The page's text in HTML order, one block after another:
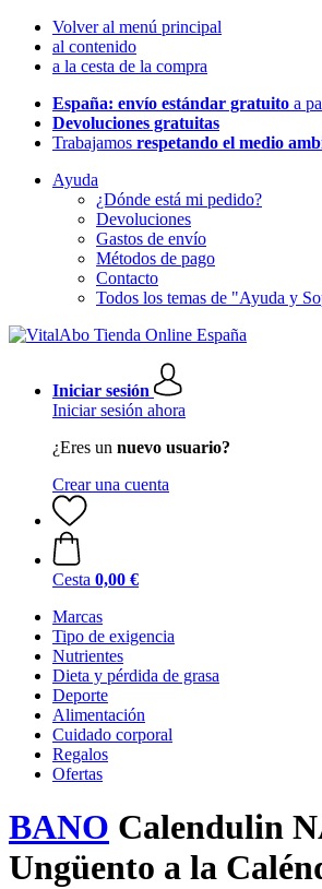
Volver al menú principal
al contenido
a la cesta de la compra
España: envío estándar gratuito a
Devoluciones gratuitas
Trabajamos respetando el medio
Ayuda
¿Dónde está mi pedido?
Devoluciones
Gastos de envío
Métodos de pago
Contacto
Todos los temas de "Ayuda y
Iniciar sesión
Iniciar sesión ahora
¿Eres un nuevo usuario?
Crear una cuenta
Cesta 0,00 €
Marcas
Tipo de exigencia
Nutrientes
Dieta y pérdida de grasa
Deporte
Alimentación
Cuidado corporal
Regalos
Ofertas
BANO Calendulin
Ungüento a la